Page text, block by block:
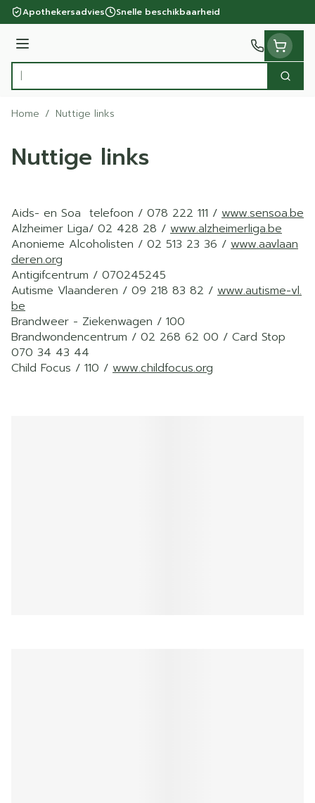
Ga naar de inhoud
Apothekersadvies Snelle beschikbaarheid
Menu
Product, merk, categorie...
Zoek
Home / Nuttige links
Nuttige links
Aids- en Soa telefoon / 078 222 111 / www.sensoa.be
Alzheimer Liga/ 02 428 28 / www.alzheimerliga.be
Anonieme Alcoholisten / 02 513 23 36 / www.aavlaan
deren.org
Antigifcentrum / 070245245
Autisme Vlaanderen / 09 218 83 82 / www.autisme-vl.
be
Brandweer - Ziekenwagen / 100
Brandwondencentrum / 02 268 62 00 / Card Stop
070 34 43 44
Child Focus / 110 / www.childfocus.org